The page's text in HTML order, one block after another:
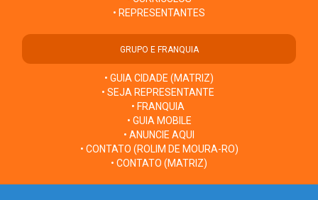
• REPRESENTANTES
GRUPO E FRANQUIA
• GUIA CIDADE (MATRIZ)
• SEJA REPRESENTANTE
• FRANQUIA
• GUIA MOBILE
• ANUNCIE AQUI
• CONTATO (ROLIM DE MOURA-RO)
• CONTATO (MATRIZ)